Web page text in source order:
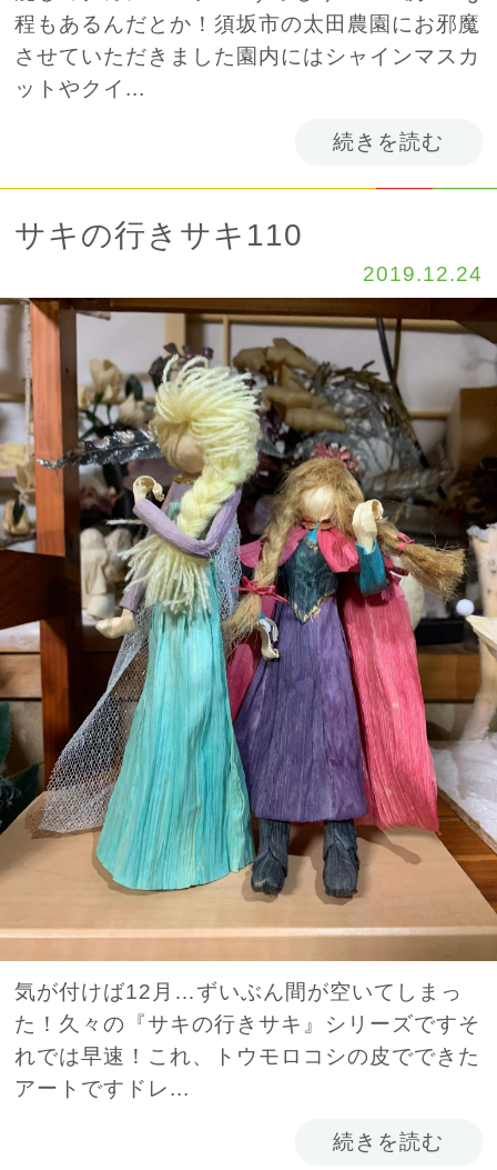
程もあるんだとか！須坂市の太田農園にお邪魔
させていただきました園内にはシャインマスカ
ットやクイ...
続きを読む
サキの行きサキ110
2019.12.24
気が付けば12月…ずいぶん間が空いてしまっ
た！久々の『サキの行きサキ』シリーズですそ
れでは早速！これ、トウモロコシの皮でできた
アートですドレ...
続きを読む